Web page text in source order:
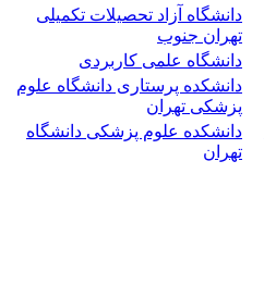
دانشگاه آزاد تحصیلات تکمیلی
تهران جنوب
دانشگاه علمی کاربردی
دانشکده پرستاری دانشگاه علوم
پزشکی تهران
دانشکده علوم پزشکی دانشگاه
تهران